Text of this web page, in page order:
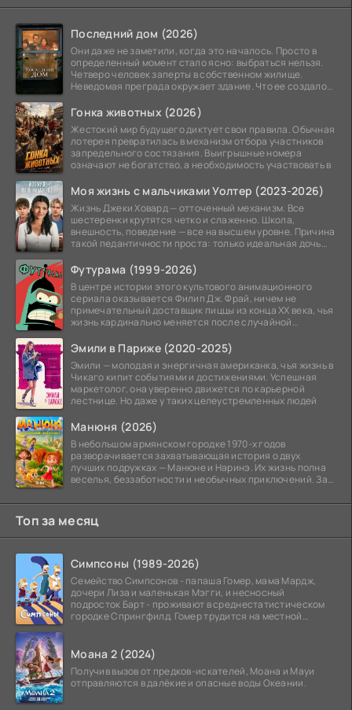
Последний дом (2026)
Они даже не заметили, когда это началось. Просто в
определенный момент стало ясно: выбраться нельзя.
Четверо человек заперты в собственном жилище.
Неведомая преграда окружает здание. Что ее создало
Гонка животных (2026)
Жестокий мир будущего диктует свои правила. Обычная
лотерея превратилась в механизм отбора участников
запредельного состязания. Выигрышные номера
означают не богатство, а необходимость участвовать в
Моя жизнь с мальчиками Уолтер (2023-2026)
Жизнь Джеки Ховард — отточенный механизм. Все
шестеренки крутятся четко и слаженно. Школа,
внешность, поведение — все на высшем уровне. Причина
такой педантичности проста: только идеальная дочь
Футурама (1999-2026)
В центре истории этого культового анимационного
сериала оказывается Филип Дж. Фрай, ничем не
примечательный доставщик пиццы из конца XX века, чья
жизнь кардинально меняется после случайной
Эмили в Париже (2020-2025)
Эмили — молодая и энергичная американка, чья жизнь в
Чикаго кипит событиями и достижениями. Успешная
маркетолог, она уверенно движется по карьерной
лестнице. Но даже у таких целеустремленных людей
Манюня (2026)
В небольшом армянском городке 1970-х годов
разворачивается захватывающая история о двух
лучших подружках — Манюне и Наринэ. Их жизнь полна
веселья, беззаботности и необычных приключений. За
Топ за месяц
Симпсоны (1989-2026)
Семейство Симпсонов - папаша Гомер, мама Мардж,
дочери Лиза и маленькая Мэгги, и несносный
подросток Барт - проживают в среднестатистическом
городке Спрингфилд. Гомер трудится на местной
Моана 2 (2024)
Получив вызов от предков-искателей, Моана и Мауи
отправляются в далёкие и опасные воды Океании.